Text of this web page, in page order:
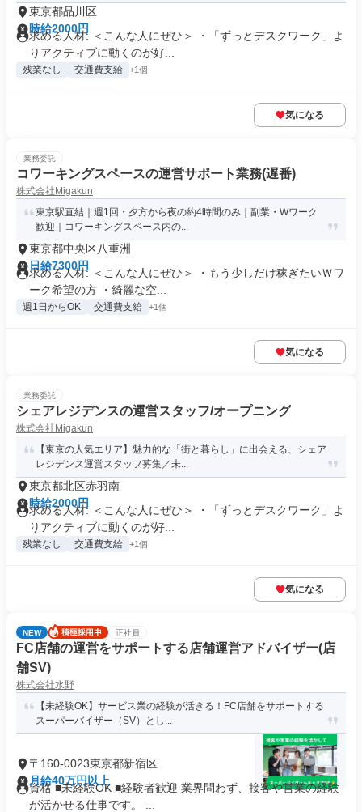
東京都品川区
時給2000円
求める人材: ＜こんな人にぜひ＞ ・「ずっとデスクワーク」よ
りアクティブに動くのが好...
残業なし 交通費支給 +1個
気になる
業務委託
コワーキングスペースの運営サポート業務(遅番)
株式会社Migakun
東京駅直結｜週1回・夕方から夜の約4時間のみ｜副業・Wワーク
歓迎｜コワーキングスペース内の...
東京都中央区八重洲
日給7300円
求める人材: ＜こんな人にぜひ＞ ・もう少しだけ稼ぎたいＷワ
ーク希望の方 ・綺麗な空...
週1日からOK 交通費支給 +1個
気になる
業務委託
シェアレジデンスの運営スタッフ/オープニング
株式会社Migakun
【東京の人気エリア】魅力的な「街と暮らし」に出会える、シェア
レジデンス運営スタッフ募集／未...
東京都北区赤羽南
時給2000円
求める人材: ＜こんな人にぜひ＞ ・「ずっとデスクワーク」よ
りアクティブに動くのが好...
残業なし 交通費支給 +1個
気になる
NEW 正社員
FC店舗の運営をサポートする店舗運営アドバイザー(店
舗SV)
株式会社水野
【未経験OK】サービス業の経験が活きる！FC店舗をサポートする
スーパーバイザー（SV）とし...
〒160-0023東京都新宿区
月給40万円以上
資格 ■未経験OK ■経験者歓迎 業界問わず、接客や営業の経験
が活かせる仕事です。 ...